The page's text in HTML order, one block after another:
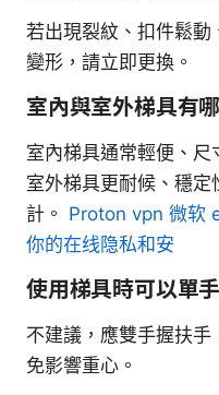
若出現裂紋、扣件鬆
變形，請立即更換。
室內與室外梯具有
室內梯具通常輕便、尺
室外梯具更耐候、穩
計。 Proton vpn 微软
你的在线隐私和安
使用梯具時可以單
不建議，應雙手握扶
免影響重心。